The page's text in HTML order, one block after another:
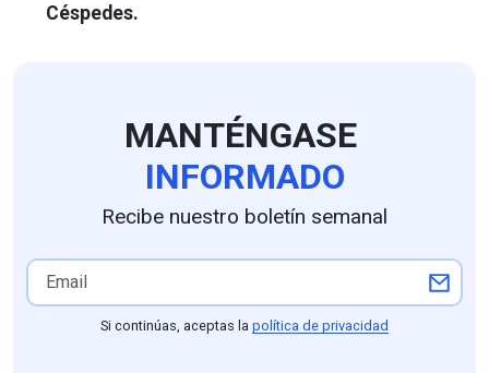
Céspedes.
MANTÉNGASE
INFORMADO
Recibe nuestro boletín semanal
Si continúas, aceptas la política de privacidad